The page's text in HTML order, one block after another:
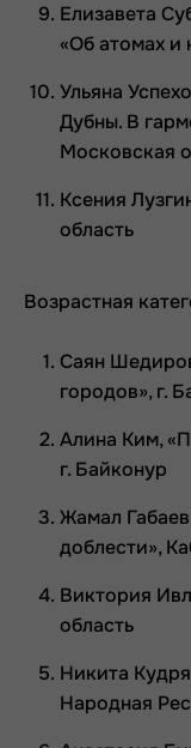
Елизавета
«Об атомах и
Ульяна
Дубны. В
Московская
Ксения
область
Возрастная
Саян
городов», г.
Алина Ким,
г. Байконур
Жамал
доблести»,
Виктория
область
Никита
Народная